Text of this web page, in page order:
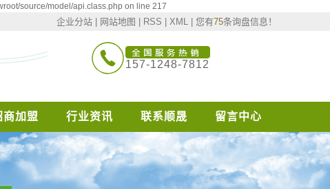
source/model/api.class.php on line 217
企业分站 网站地图 RSS XML 您有75条询盘信息！
157-1248-7812
商加盟 行业资讯 联系顺晟 留言中心